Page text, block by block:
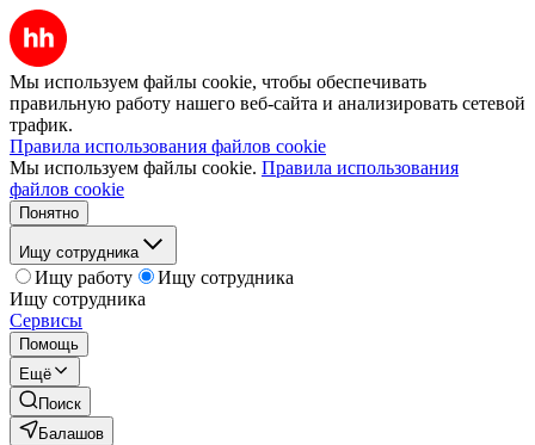
Мы используем файлы cookie, чтобы обеспечивать
правильную работу нашего веб-сайта и анализировать сетевой
трафик.
Правила использования файлов cookie
Мы используем файлы cookie. Правила использования
файлов cookie
Понятно
Ищу сотрудника
Ищу работу
Ищу сотрудника
Ищу сотрудника
Сервисы
Помощь
Ещё
Поиск
Балашов